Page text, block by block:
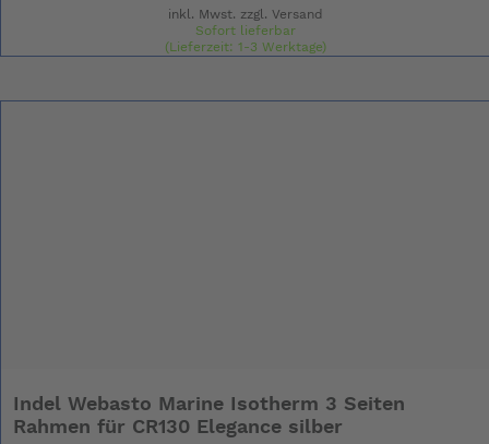
inkl. Mwst. zzgl. Versand
Sofort lieferbar
(Lieferzeit: 1-3 Werktage)
Indel Webasto Marine Isotherm 3 Seiten
Rahmen für CR130 Elegance silber